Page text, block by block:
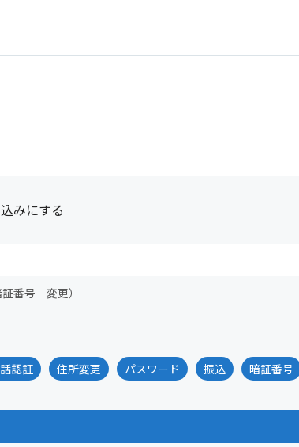
みにする
番号 変更）
認証 住所変更 パスワード 振込 暗証番号